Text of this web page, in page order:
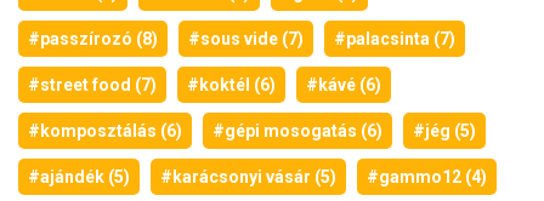
#passzírozó (8) #sous vide (7) #palacsinta (7)
#street food (7) #koktél (6) #kávé (6)
#komposztálás (6) #gépi mosogatás (6) #jég (5)
#ajándék (5) #karácsonyi vásár (5) #gammo12 (4)